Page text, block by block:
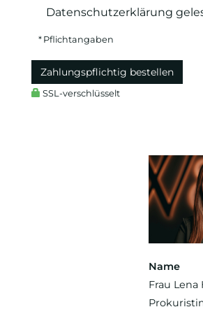
Datenschutzerklärung
* Pflichtangaben
Zahlungspflichtig bestellen
SSL-verschlüsselt
Name
Frau